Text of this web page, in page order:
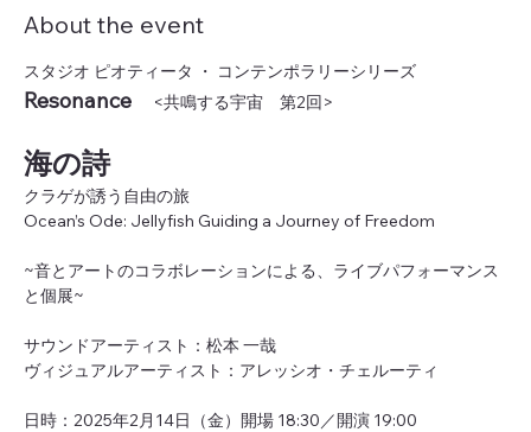
About the event
スタジオ ピオティータ ・ コンテンポラリーシリーズ
Resonance <共鳴する宇宙　第2回>
海の詩
クラゲが誘う自由の旅
Ocean’s Ode: Jellyfish Guiding a Journey of Freedom
~音とアートのコラボレーションによる、ライブパフォーマンス
と個展~
サウンドアーティスト：松本 一哉
ヴィジュアルアーティスト：アレッシオ・チェルーティ
日時：2025年2月14日（金）開場 18:30／開演 19:00